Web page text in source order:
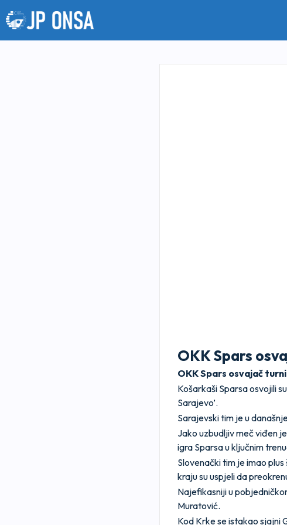
OKK Spars
OKK Spars osvajač
Košarkaši Sparsa osvojili
Sarajevo’.
Sarajevski tim je u
Jako uzbudljiv meč viđen
igra Sparsa u ključnim
Slovenački tim je imao
kraju su uspjeli da
Najefikasniji u
Muratović.
Kod Krke se istakao sjajni